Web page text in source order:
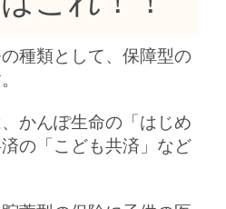
種類として、保障型の
かんぽ生命の「はじめ
の「こども共済」など